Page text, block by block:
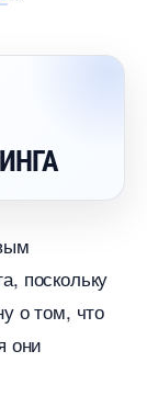
поскольку
о том, что
они